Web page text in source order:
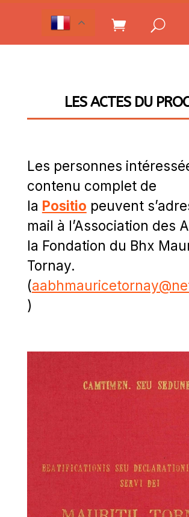
LES ACTES DU
Les personnes
contenu complet de
la Positio peuvent
mail à l’Association des
la Fondation du Bhx
Tornay.
(
)